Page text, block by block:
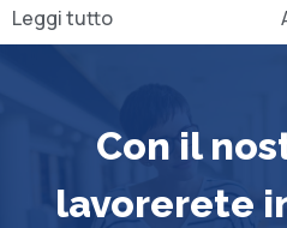
Leggi tutto
Con il
lavorerete